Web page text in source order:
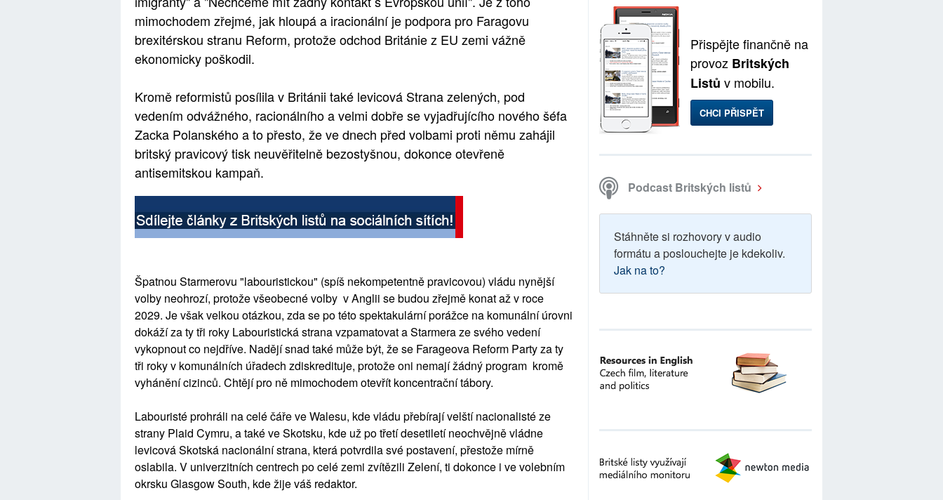
mimochodem zřejmé, jak hloupá a iracionální je podpora pro Faragovu
brexitérskou stranu Reform, protože odchod Británie z EU zemi vážně
ekonomicky poškodil.
Kromě reformistů posílila v Británii také levicová Strana zelených, pod
vedením odvážného, racionálního a velmi dobře se vyjadřujícího nového šéfa
Zacka Polanského a to přesto, že ve dnech před volbami proti němu zahájil
britský pravicový tisk neuvěřitelně bezostyšnou, dokonce otevřeně
antisemitskou kampaň.
Špatnou Starmerovu "labouristickou" (spíš nekompetentně pravicovou) vládu nynější
volby neohrozí, protože všeobecné volby v Anglii se budou zřejmě konat až v roce
2029. Je však velkou otázkou, zda se po této spektakulární porážce na komunální úrovni
dokáží za ty tři roky Labouristická strana vzpamatovat a Starmera ze svého vedení
vykopnout co nejdříve. Nadějí snad také může být, že se Farageova Reform Party za ty
tři roky v komunálních úřadech zdiskredituje, protože oni nemají žádný program kromě
vyhánění cizinců. Chtějí pro ně mimochodem otevřít koncentrační tábory.
Labouristé prohráli na celé čáře ve Walesu, kde vládu přebírají velští nacionalisté ze
strany Plaid Cymru, a také ve Skotsku, kde už po třetí desetiletí neochvějně vládne
levicová Skotská nacionální strana, která potvrdila své postavení, přestože mírně
oslabila. V univerzitních centrech po celé zemi zvítězili Zelení, ti dokonce i ve volebním
okrsku Glasgow South, kde žije váš redaktor.
Přispějte finančně na
provoz Britských
Listů v mobilu.
CHCI PŘISPĚT
Podcast Britských listů
Stáhněte si rozhovory v audio
formátu a poslouchejte je kdekoliv.
Jak na to?